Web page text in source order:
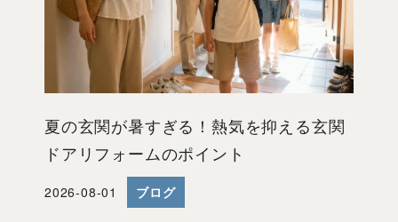
夏の玄関が暑すぎる！熱気を抑える玄関
ドアリフォームのポイント
投稿日
2026-08-01 ブログ